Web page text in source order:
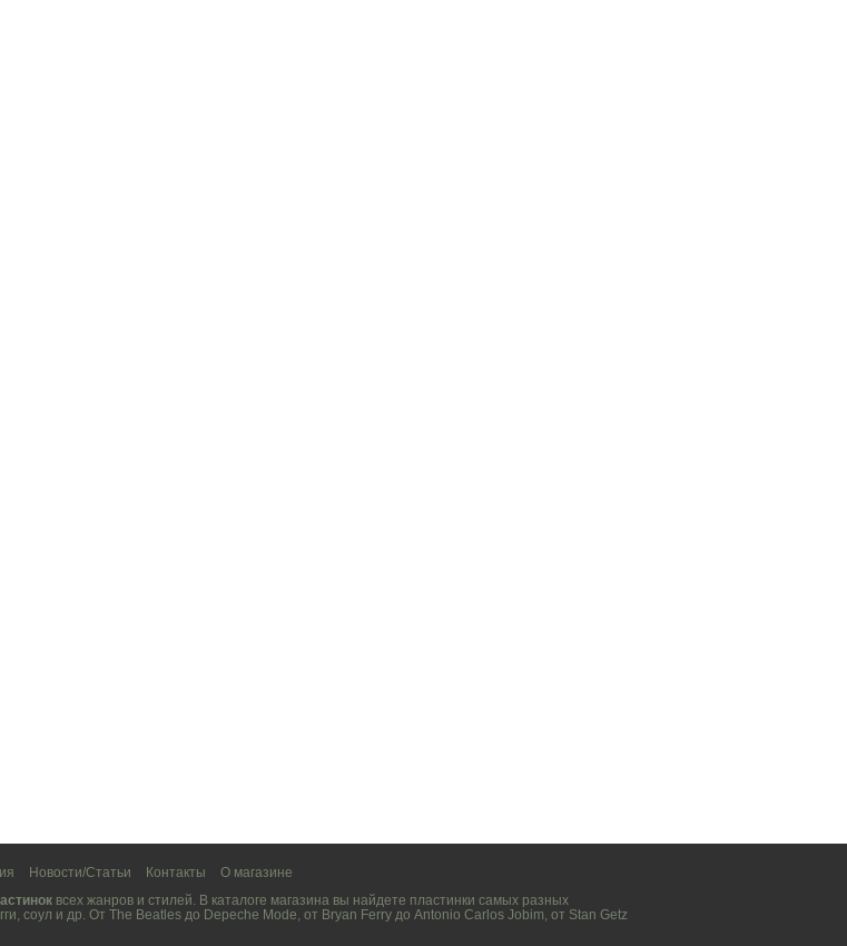
Новости/Статьи Контакты
О магазине
всех жанров и стилей. В каталоге магазина вы найдете пластинки самых разных
, соул и др. От The Beatles до Depeche Mode, от Bryan Ferry до Antonio Carlos Jobim, от Stan Getz